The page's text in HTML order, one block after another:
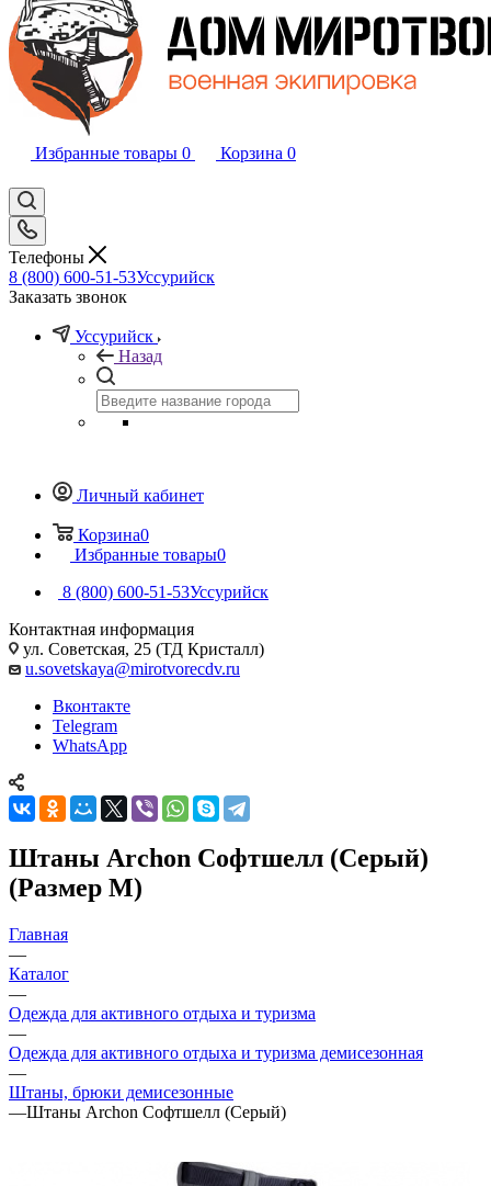
Избранные товары 0 Корзина 0
Телефоны
8 (800) 600-51-53Уссурийск
Заказать звонок
Уссурийск
Назад
Личный кабинет
Корзина0
Избранные товары0
8 (800) 600-51-53Уссурийск
Контактная информация
ул. Советская, 25 (ТД Кристалл)
u.sovetskaya@mirotvorecdv.ru
Вконтакте
Telegram
WhatsApp
Штаны Archon Софтшелл (Серый)
(Размер M)
Главная
—
Каталог
—
Одежда для активного отдыха и туризма
—
Одежда для активного отдыха и туризма демисезонная
—
Штаны, брюки демисезонные
—Штаны Archon Софтшелл (Серый)